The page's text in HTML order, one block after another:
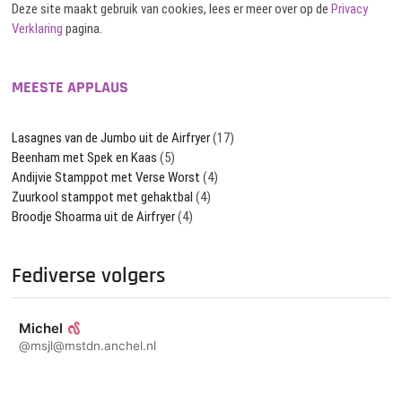
Deze site maakt gebruik van cookies, lees er meer over op dePrivacy
Verklaring pagina.
MEESTE APPLAUS
Lasagnes van de Jumbo uit de Airfryer(17)
Beenham met Spek en Kaas (5)
Andijvie Stamppot met Verse Worst (4)
Zuurkool stamppot met gehaktbal (4)
Broodje Shoarma uit de Airfryer(4)
Fediverse volgers
Michel
@msjl@mstdn.anchel.nl